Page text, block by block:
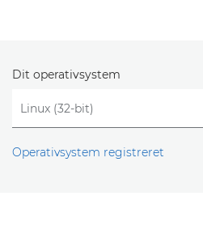
Dit operativsystem
Operativsystem registreret